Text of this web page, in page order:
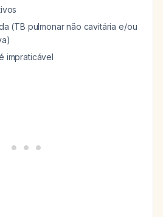
(TB pulmonar não cavitária e/ou
impraticável